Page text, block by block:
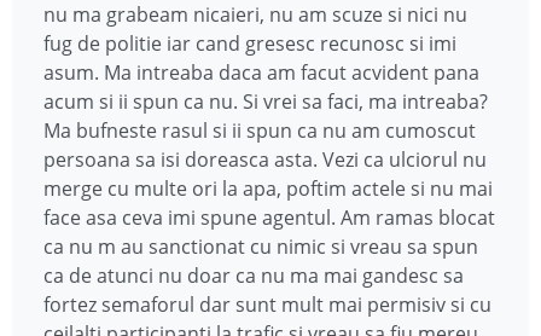
nu ma grabeam nicaieri, nu am scuze si nici nu
fug de politie iar cand gresesc recunosc si imi
asum. Ma intreaba daca am facut acvident pana
acum si ii spun ca nu. Si vrei sa faci, ma intreaba?
Ma bufneste rasul si ii spun ca nu am cumoscut
persoana sa isi doreasca asta. Vezi ca ulciorul nu
merge cu multe ori la apa, poftim actele si nu mai
face asa ceva imi spune agentul. Am ramas blocat
ca nu m au sanctionat cu nimic si vreau sa spun
ca de atunci nu doar ca nu ma mai gandesc sa
fortez semaforul dar sunt mult mai permisiv si cu